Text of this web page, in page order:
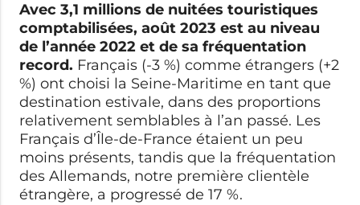
Avec 3,1 millions de nuitées touristiques
comptabilisées, août 2023 est au niveau
de l’année 2022 et de sa fréquentation
record. Français (-3 %) comme étrangers (+2
%) ont choisi la Seine-Maritime en tant que
destination estivale, dans des proportions
relativement semblables à l’an passé. Les
Français d’Île-de-France étaient un peu
moins présents, tandis que la fréquentation
des Allemands, notre première clientèle
étrangère, a progressé de 17 %.